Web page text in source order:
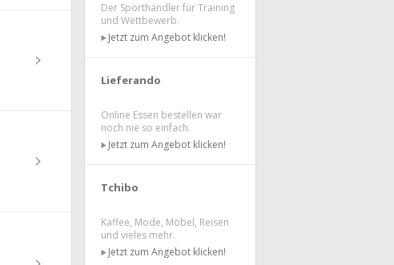
Der Sporthändler für Training
und Wettbewerb.
Jetzt zum Angebot klicken!
Lieferando
Online Essen bestellen war
noch nie so einfach.
Jetzt zum Angebot klicken!
Tchibo
Kaffee, Mode, Möbel, Reisen
und vieles mehr.
Jetzt zum Angebot klicken!